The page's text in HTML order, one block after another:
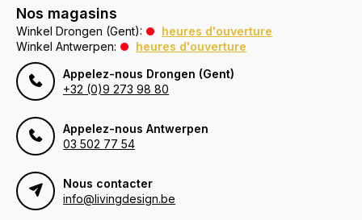
Nos magasins
Winkel Drongen (Gent):
heures d'ouverture
Winkel Antwerpen:
heures d'ouverture
Appelez-nous Drongen (Gent)
+32 (0)9 273 98 80
Appelez-nous Antwerpen
03 502 77 54
Nous contacter
info@livingdesign.be